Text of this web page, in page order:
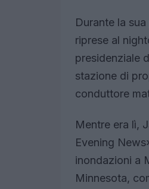
Durante la
riprese al
presidenziale
stazione di
conduttore
Mentre era lì,
Evening
inondazioni a
Minnesota,